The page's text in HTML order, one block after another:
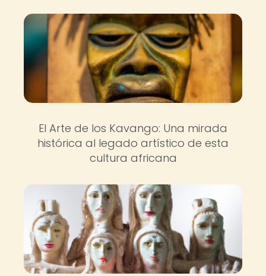
El Arte de los Kavango: Una mirada
histórica al legado artístico de esta
cultura africana